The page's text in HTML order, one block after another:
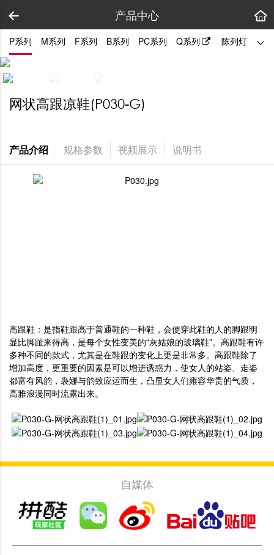
产品中心
P系列 M系列 F系列 B系列 PC系列 Q系列 陈列灯 拼
网状高跟凉鞋(P030-G)
产品介绍 规格参数 视频展示 说明书
高跟鞋：是指鞋跟高于普通鞋的一种鞋，会使穿此鞋的人的脚跟明
显比脚趾来得高，是每个女性变美的“灰姑娘的玻璃鞋”。高跟鞋有许
多种不同的款式，尤其是在鞋跟的变化上更是非常多。高跟鞋除了
增加高度，更重要的因素是可以增进诱惑力，使女人的站姿、走姿
都富有风韵，袅娜与韵致应运而生，凸显女人们雍容华贵的气质，
高雅浪漫同时流露出来。
自媒体